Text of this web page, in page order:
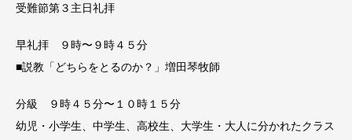
受難節第３主日礼拝
早礼拝 ９時〜９時４５分
■説教「どちらをとるのか？」増田琴牧師
分級 ９時４５分〜１０時１５分
幼児・小学生、中学生、高校生、大学生・大人に分かれたクラス